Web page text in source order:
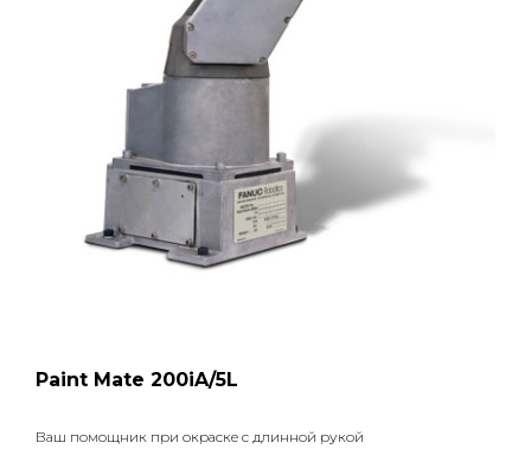
Paint Mate 200iA/5L
Ваш помощник при окраске с длинной рукой